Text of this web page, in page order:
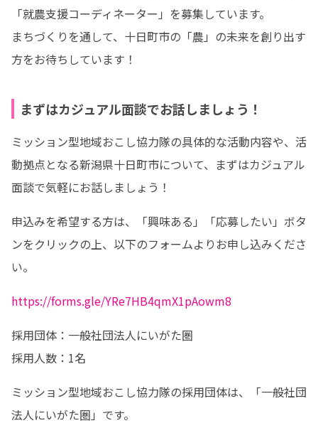
「就農支援コーディネーター」を募集しています。
まちづくりを通して、十日町市の「農」の未来を創り出す
方をお待ちしています！
まずはカジュアル面談でお話しましょう！
ミッション型地域おこし協力隊の具体的な活動内容や、活
動拠点となる新潟県十日町市について、まずはカジュアル
面談で気軽にお話しましょう！
申込みを希望する方は、「興味ある」「応募したい」ボタ
ンをクリックの上、以下のフォームよりお申し込みくださ
い。
https://forms.gle/YRe7HB4qmX1pAowm8
採用団体：一般社団法人にいがた圏
採用人数：1名
ミッション型地域おこし協力隊の採用団体は、「一般社団
法人にいがた圏」です。